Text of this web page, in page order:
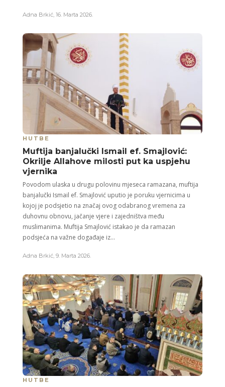
Adna Brkić, 16. Marta 2026.
HUTBE
Muftija banjalučki Ismail ef. Smajlović:
Okrilje Allahove milosti put ka uspjehu
vjernika
Povodom ulaska u drugu polovinu mjeseca ramazana, muftija
banjalučki Ismail ef. Smajlović uputio je poruku vjernicima u
kojoj je podsjetio na značaj ovog odabranog vremena za
duhovnu obnovu, jačanje vjere i zajedništva među
muslimanima. Muftija Smajlović istakao je da ramazan
podsjeća na važne događaje iz...
Adna Brkić, 9. Marta 2026.
HUTBE